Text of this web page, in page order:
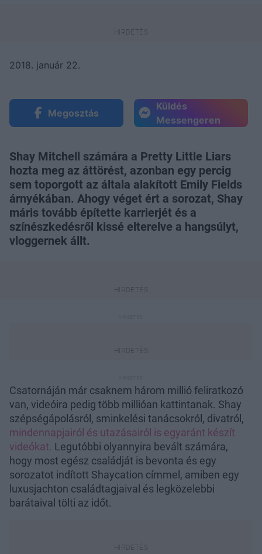
2018. január 22.
Megosztás
Küldés
Messengeren
Shay Mitchell számára a Pretty Little Liars
hozta meg az áttörést, azonban egy percig
sem toporgott az általa alakított Emily Fields
árnyékában. Ahogy véget ért a sorozat, Shay
máris tovább építette karrierjét és a
színészkedésről kissé elterelve a hangsúlyt,
vloggernek állt.
Csatornáján már csaknem három millió feliratkozó
van, videóira pedig több millióan kattintanak. Shay
szépségápolásról, sminkelési tanácsokról, divatról,
mindennapjairól és utazásairól is egyaránt készít
videókat. Legutóbbi olyannyira bevált számára,
hogy most egész családját is bevonta és egy
sorozatot indított Shaycation címmel, amiben egy
luxusjachton családtagjaival és legközelebbi
barátaival tölti az időt.